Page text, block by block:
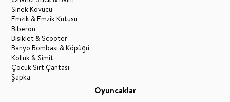
Sinek Kovucu
Emzik & Emzik Kutusu
Biberon
Bisiklet & Scooter
Banyo Bombası & Köpüğü
Kolluk & Simit
Çocuk Sırt Çantası
Şapka
Oyuncaklar